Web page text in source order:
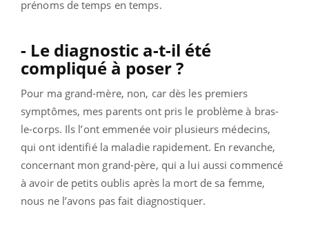
prénoms de temps en temps.
- Le diagnostic a-t-il été
compliqué à poser ?
Pour ma grand-mère, non, car dès les premiers
symptômes, mes parents ont pris le problème à bras-
le-corps. Ils l’ont emmenée voir plusieurs médecins,
qui ont identifié la maladie rapidement. En revanche,
concernant mon grand-père, qui a lui aussi commencé
à avoir de petits oublis après la mort de sa femme,
nous ne l’avons pas fait diagnostiquer.